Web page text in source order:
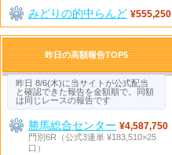
みどりの的中らんど ¥555,250
昨日の高額報告TOP5
昨日 8/6(木)に当サイトが公式配当
と確認できた報告を金額順で。同額
は同じレースの報告です
勝馬総合センター ¥4,587,750
門別6R（公式3連単 ¥183,510×25
口）